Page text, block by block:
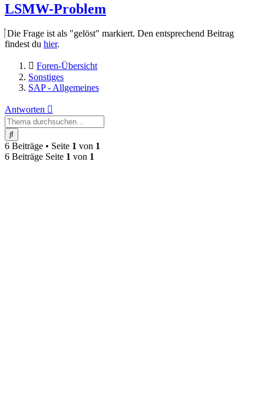
LSMW-Problem
Die Frage ist als "gelöst" markiert. Den entsprechend Beitrag
findest du hier.
Foren-Übersicht
Sonstiges
SAP - Allgemeines
Antworten
Suche
6 Beiträge • Seite 1 von 1
6 Beiträge Seite 1 von 1